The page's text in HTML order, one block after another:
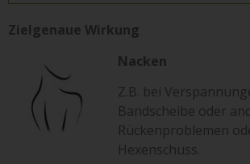
Zielgenaue Wirkung
Nacken
Z.B. bei
Bandscheibe oder
Rückenproblemen
Hexenschuss.